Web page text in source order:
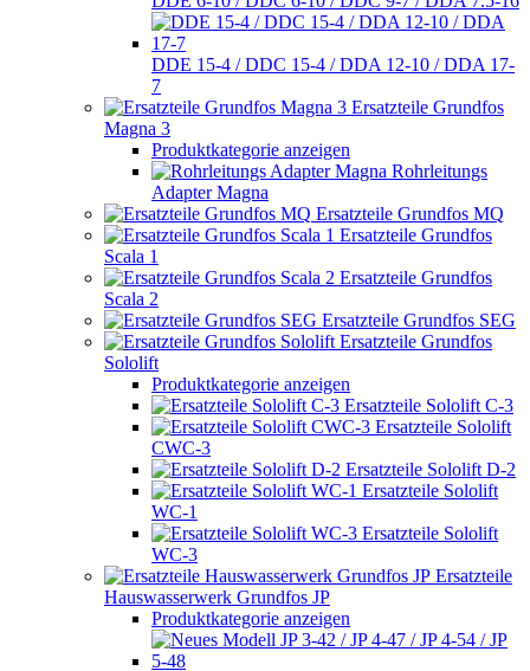
DDE 15-4 / DDC 15-4 / DDA 12-10 / DDA 17-
7
Ersatzteile Grundfos
Magna 3
Produktkategorie anzeigen
Rohrleitungs
Adapter Magna
Ersatzteile Grundfos MQ
Ersatzteile Grundfos
Scala 1
Ersatzteile Grundfos
Scala 2
Ersatzteile Grundfos SEG
Ersatzteile Grundfos
Sololift
Produktkategorie anzeigen
Ersatzteile Sololift C-3
Ersatzteile Sololift
CWC-3
Ersatzteile Sololift D-2
Ersatzteile Sololift
WC-1
Ersatzteile Sololift
WC-3
Ersatzteile
Hauswasserwerk Grundfos JP
Produktkategorie anzeigen